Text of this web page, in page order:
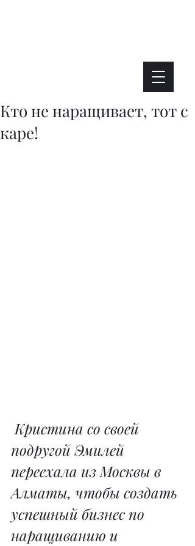
Кто не наращивает, тот с
каре!
Кристина со своей
подругой Эмилей
переехала из Москвы в
Алматы, чтобы создать
успешный бизнес по
наращиванию и